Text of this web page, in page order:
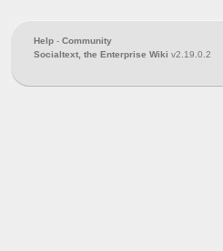
Help - Community
Socialtext, the Enterprise Wiki v2.19.0.2